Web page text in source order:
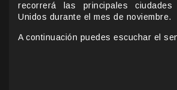
recorrerá las principales
Unidos durante el mes de noviembre.
A continuación puedes escuchar el